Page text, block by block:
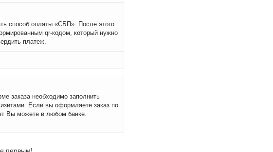
способ оплаты «СБП». После этого
qr-кодом, который нужно
платеж.
заказа необходимо заполнить
Если вы оформляете заказ по
Вы можете в любом банке.